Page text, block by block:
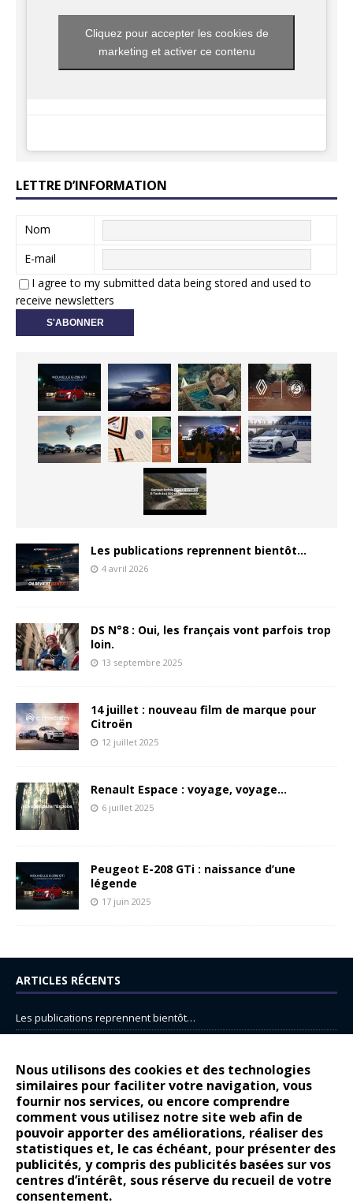
Nous utilisons des cookies et des technologies
similaires pour faciliter votre navigation, vous
fournir nos services, ou encore comprendre
comment vous utilisez notre site web afin de
pouvoir apporter des améliorations, réaliser des
statistiques et, le cas échéant, pour présenter des
publicités, y compris des publicités basées sur vos
centres d’intérêt, sous réserve du recueil de votre
consentement.
Cliquez pour accepter les cookies de
marketing et activer ce contenu
LETTRE D’INFORMATION
Nom
E-mail
I agree to my submitted data being stored and used to
receive newsletters
Les publications reprennent bientôt…
4 avril 2026
DS N°8 : Oui, les français vont parfois trop
loin.
13 septembre 2025
14 juillet : nouveau film de marque pour
Citroën
12 juillet 2025
Renault Espace : voyage, voyage…
6 juillet 2025
Peugeot E-208 GTi : naissance d’une
légende
17 juin 2025
ARTICLES RÉCENTS
Les publications reprennent bientôt…
14 juillet : nouveau film de marque pour Citroën
Renault Espace : voyage, voyage…
Peugeot E-208 GTi : naissance d’une légende
COMMENTAIRES RÉCENTS
Bernard DardartdansDacia Sandero : pour les gens vrais